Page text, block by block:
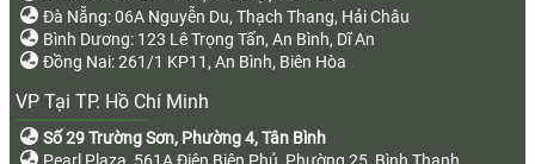
Đà Nẵng: 06A Nguyễn Du, Thạch Thang, Hải Châu
Bình Dương: 123 Lê Trọng Tấn, An Bình, Dĩ An
Đồng Nai: 261/1 KP11, An Bình, Biên Hòa
VP Tại TP. Hồ Chí Minh
Số 29 Trường Sơn, Phường 4, Tân Bình